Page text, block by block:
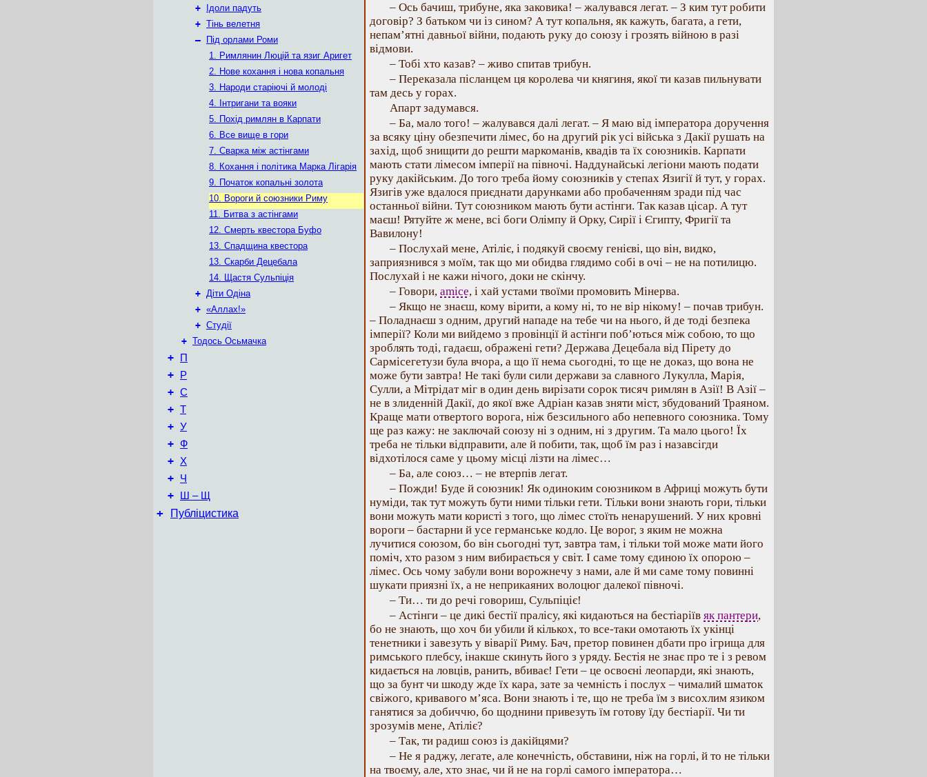
+
Ідоли падуть
+ Тінь велетня
–
Під орлами Роми
1. Римлянин Люцій та язиг Аригет
2. Нове кохання і нова копальня
3. Народи старіючі й молоді
4. Інтригани та вояки
5. Похід римлян в Карпати
6. Все вище в гори
7. Сварка між астінгами
8. Кохання і політика Марка Лігарія
9. Початок копальні золота
10. Вороги й союзники Риму
11. Битва з астінгами
12. Смерть квестора Буфо
13. Спадщина квестора
13. Скарби Децебала
14. Щастя Сульпіція
+ Діти Одіна
+ «Аллах!»
+ Студії
+ Тодось Осьмачка
+ П
+ Р
+ С
+ Т
+ У
+ Ф
+ Х
+ Ч
+ Ш – Щ
+ Публіцистика
– Ось бачиш, трибуне, яка заковика! – жалувався легат. – З ким тут робити
договір? З батьком чи із сином? А тут копальня, як кажуть, багата, а гети,
непам’ятні давньої війни, подають руку до союзу і грозять війною в разі
відмови.
– Тобі хто казав? – живо спитав трибун.
– Переказала післанцем ця королева чи княгиня, якої ти казав пильнувати
там десь у горах.
Апарт задумався.
– Ба, мало того! – жалувався далі легат. – Я маю від імператора доручення
за всяку ціну обезпечити лімес, бо на другий рік усі війська з Дакії рушать на
захід, щоб знищити до решти маркоманів, квадів та їх союзників. Карпати
мають стати лімесом імперії на півночі. Наддунайські легіони мають подати
руку дакійським. До того треба йому союзників у степах Язигії й тут, у горах.
Язигів уже вдалося приєднати дарунками або пробаченням зради під час
останньої війни. Тут союзником мають бути астінги. Так казав цісар. А тут
маєш! Рятуйте ж мене, всі боги Олімпу й Орку, Сирії і Єгипту, Фригії та
Вавилону!
– Послухай мене, Атіліє, і подякуй своєму генієві, що він, видко,
заприязнився з моїм, так що ми обидва глядимо собі в очі – не на потилицю.
Послухай і не кажи нічого, доки не скінчу.
– Говори, amice, і хай устами твоїми промовить Мінерва.
– Якщо не знаєш, кому вірити, а кому ні, то не вір нікому! – почав трибун.
– Поладнаєш з одним, другий нападе на тебе чи на нього, й де тоді безпека
імперії? Коли ми вийдемо з провінції й астінги поб’ються між собою, то що
зроблять тоді, гадаєш, ображені гети? Держава Децебала від Пірету до
Сармісегетузи була вчора, а що її нема сьогодні, то ще не доказ, що вона не
може бути завтра! Не такі були сили держави за славного Лукулла, Марія,
Сулли, а Мітрідат міг в один день вирізати сорок тисяч римлян в Азії! В Азії –
не в злиденній Дакії, до якої вже Адріан казав зняти міст, збудований Траяном.
Краще мати отвертого ворога, ніж безсильного або непевного союзника. Тому
ще раз кажу: не заключай союзу ні з одним, ні з другим. Та мало цього! Їх
треба не тільки відправити, але й побити, так, щоб їм раз і назавсігди
відхотілося саме у цьому місці лізти на лімес…
– Ба, але союз… – не втерпів легат.
– Пожди! Буде й союзник! Як одиноким союзником в Африці можуть бути
нуміди, так тут можуть бути ними тільки гети. Тільки вони знають гори, тільки
вони можуть мати користі з того, що лімес стоїть ненарушений. У них кровні
вороги – бастарни й усе германське кодло. Це ворог, з яким не можна
лучитися союзом, бо він сьогодні тут, завтра там, і тільки той може мати його
поміч, хто разом з ним вибирається у світ. І саме тому єдиною їх опорою –
лімес. Ось чому забули вони ворожнечу з нами, але й ми саме тому повинні
шукати приязні їх, а не неприкаяних волоцюг далекої півночі.
– Ти… ти до речі говориш, Сульпіціє!
– Астінги – це дикі бестії пралісу, які кидаються на бестіаріїв як пантери,
бо не знають, що хоч би убили й кількох, то все-таки омотають їх укінці
тенетники і завезуть у віварії Риму. Бач, претор повинен дбати про ігрища для
римського плебсу, інакше скинуть його з уряду. Бестія не знає про те і з ревом
кидається на ловців, ранить, вбиває! Гети – це освоєні леопарди, які знають,
що за бунт чи шкоду жде їх кара, зате за чемність і послух – чималий шматок
свіжого, кривавого м’яса. Вони знають і те, що не треба їм з висохлим язиком
ганятися за добиччю, бо щоднини привезуть їм готову їду бестіарії. Чи ти
зрозумів мене, Атіліє?
– Так, ти радиш союз із дакійцями?
– Не я раджу, легате, але конечність, обставини, ніж на горлі, й то не тільки
на твоєму, але, хто знає, чи й не на горлі самого імператора…